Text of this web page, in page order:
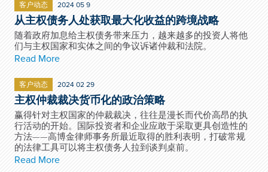
客户动态 2024 05 9
从主权债务人处获取最大化收益的跨境战略
随着政府加息给主权债务带来压力，越来越多的投资人将他
们与主权国家和实体之间的争议诉诸仲裁和法院。
Read More
客户动态 2024 02 29
主权仲裁裁决货币化的政治策略
赢得针对主权国家的仲裁裁决，往往是漫长而代价高昂的执
行活动的开始。国际投资者和企业应敢于采取更具创造性的
方法——高博金律师事务所最近取得的胜利表明，打破常规
的法律工具可以将主权债务人拉到谈判桌前。
Read More